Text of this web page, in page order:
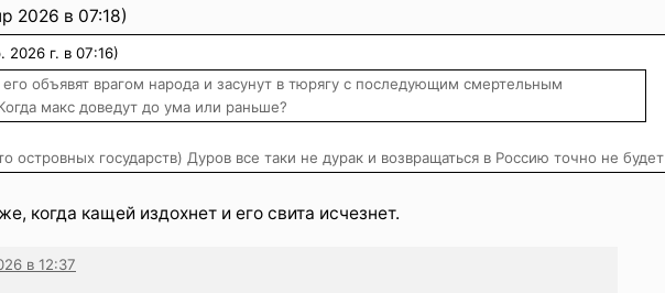
2026 в 07:18)
2026 г. в 07:16)
объявят врагом народа и засунут в тюрягу с последующим смертельным
макс доведут до ума или раньше?
островных государств) Дуров все таки не дурак и возвращаться в Россию точно не будет
когда кащей издохнет и его свита исчезнет.
в 12:37